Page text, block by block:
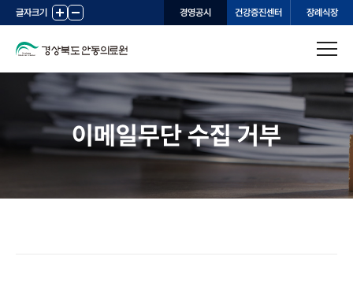
경영공시
글자크기 + - 건강증진센터 장례식장
이메일무단 수집 거부